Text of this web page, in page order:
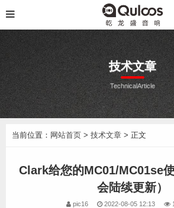
技术文章
TechnicalArticle
当前位置： 网站首页 > 技术文章 > 正文
Clark给您的MC01/MC01se
会陆续更新）
pic16 2022-08-05 12:13